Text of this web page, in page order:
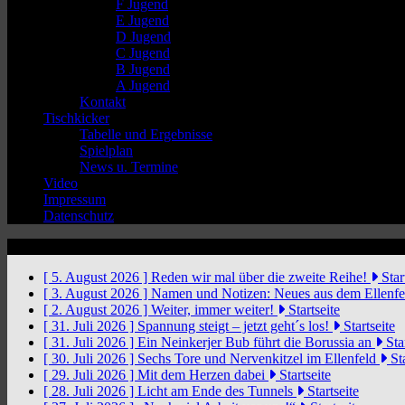
F Jugend
E Jugend
D Jugend
C Jugend
B Jugend
A Jugend
Kontakt
Tischkicker
Tabelle und Ergebnisse
Spielplan
News u. Termine
Video
Impressum
Datenschutz
[ 5. August 2026 ] Reden wir mal über die zweite Reihe!
[ 3. August 2026 ] Namen und Notizen: Neues aus dem
[ 2. August 2026 ] Weiter, immer weiter!
Startseite
[ 31. Juli 2026 ] Spannung steigt – jetzt geht´s los!
Startseite
[ 31. Juli 2026 ] Ein Neinkerjer Bub führt die Borussia an
[ 30. Juli 2026 ] Sechs Tore und Nervenkitzel im Ellenfeld
[ 29. Juli 2026 ] Mit dem Herzen dabei
Startseite
[ 28. Juli 2026 ] Licht am Ende des Tunnels
Startseite